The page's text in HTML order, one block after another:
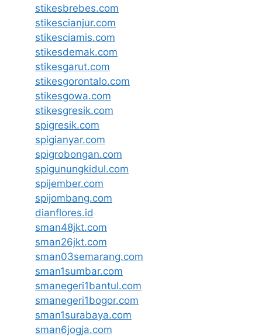
stikesbrebes.com
stikescianjur.com
stikesciamis.com
stikesdemak.com
stikesgarut.com
stikesgorontalo.com
stikesgowa.com
stikesgresik.com
spigresik.com
spigianyar.com
spigrobongan.com
spigunungkidul.com
spijember.com
spijombang.com
dianflores.id
sman48jkt.com
sman26jkt.com
sman03semarang.com
sman1sumbar.com
smanegeri1bantul.com
smanegeri1bogor.com
sman1surabaya.com
sman6jogja.com